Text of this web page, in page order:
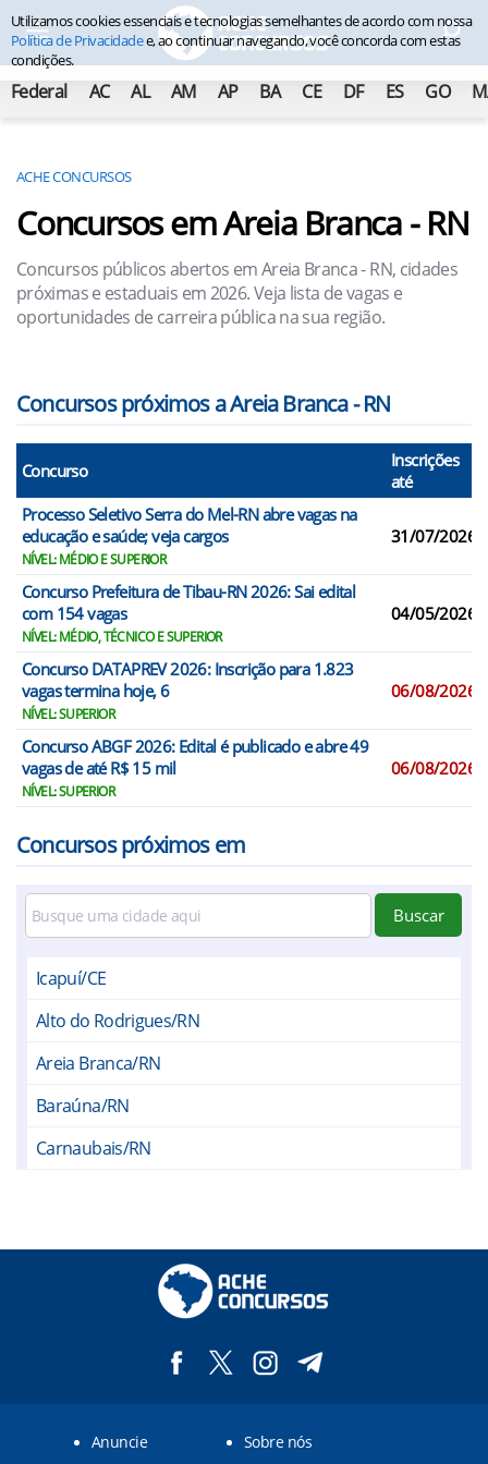
Federal AC AL AM AP BA CE DF ES GO
ACHE CONCURSOS
Concursos em Areia Branca - RN
Concursos públicos abertos em Areia Branca - RN, cidades
próximas e estaduais em 2026. Veja lista de vagas e
oportunidades de carreira pública na sua região.
Concursos próximos a Areia Branca - RN
Concurso
Inscrições
até
Processo Seletivo Serra do Mel-RN abre vagas na
educação e saúde; veja cargos
NÍVEL: MÉDIO E SUPERIOR
31/07/2026
Concurso Prefeitura de Tibau-RN 2026: Sai edital
com 154 vagas
NÍVEL: MÉDIO, TÉCNICO E SUPERIOR
04/05/2026
Concurso DATAPREV 2026: Inscrição para 1.823
vagas termina hoje, 6
NÍVEL: SUPERIOR
06/08/2026
Concurso ABGF 2026: Edital é publicado e abre 49
vagas de até R$ 15 mil
NÍVEL: SUPERIOR
06/08/2026
Concursos próximos em
Buscar
Icapuí/CE
Alto do Rodrigues/RN
Areia Branca/RN
Baraúna/RN
Carnaubais/RN
Porto do Mangue/RN
Tibau/RNAnuncie Sobre nós
Utilizamos cookies essenciais e tecnologias semelhantes de acordo com nossa
Política de Privacidadee, ao continuar navegando, você concorda com estas
condições.